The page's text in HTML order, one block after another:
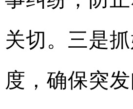
关切。三是
度，确保突